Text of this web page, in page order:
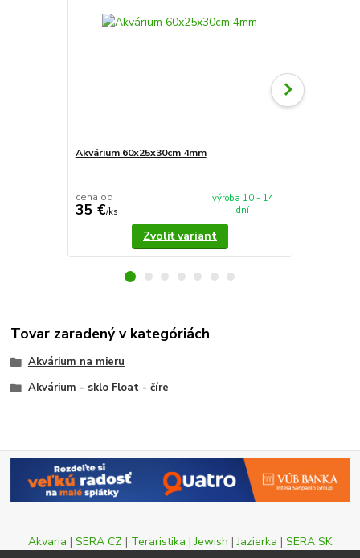
Akvárium 60x25x30cm 4mm
cena od
35 €/ks
výroba 10 - 14
dní
Zvoliť variant
Tovar zaradený v kategóriách
Akvárium na mieru
Akvárium - sklo Float - číre
Akvaria | SERA CZ | Teraristika |Jewish |Jazierka | SERA SK